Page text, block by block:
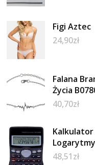
Figi Aztec
24,90zł
Falana
Życia
40,70zł
Kalkulator
48,51zł